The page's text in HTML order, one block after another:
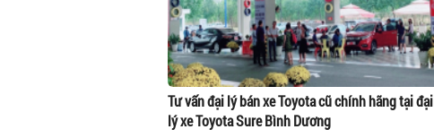
Tư vấn đại lý bán xe Toyota cũ chính hãng tại đại
lý xe Toyota Sure Bình Dương